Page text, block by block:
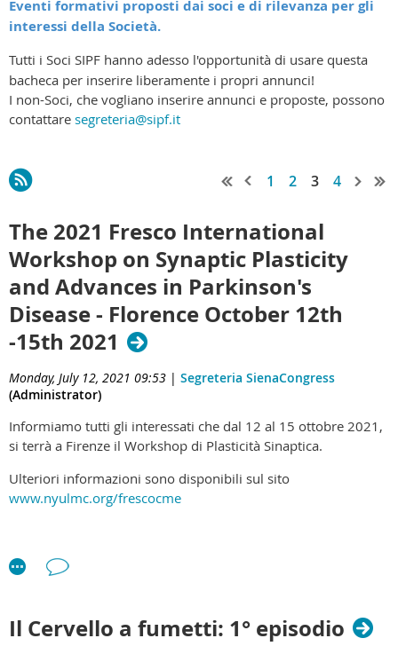
Eventi formativi proposti dai soci e di rilevanza per gli
interessi della Società.
Tutti i Soci SIPF hanno adesso l'opportunità di usare questa
bacheca per inserire liberamente i propri annunci!
I non-Soci, che vogliano inserire annunci e proposte, possono
contattare segreteria@sipf.it
1 2 3 4
The 2021 Fresco International
Workshop on Synaptic Plasticity
and Advances in Parkinson's
Disease - Florence October 12th
-15th 2021
Monday, July 12, 2021 09:53 | Segreteria SienaCongress
(Administrator)
Informiamo tutti gli interessati che dal 12 al 15 ottobre 2021,
si terrà a Firenze il Workshop di Plasticità Sinaptica.
Ulteriori informazioni sono disponibili sul sito
www.nyulmc.org/frescocme
Il Cervello a fumetti: 1° episodio